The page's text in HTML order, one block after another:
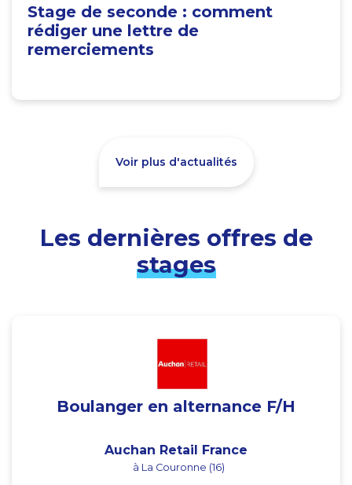
Stage de seconde : comment
rédiger une lettre de
remerciements
Voir plus d'actualités
Les dernières offres de
stages
Boulanger en alternance F/H
Auchan Retail France
à La Couronne (16)